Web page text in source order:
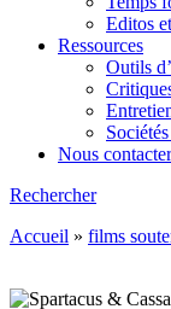
Editos
Ressources
Outils
Nous contacter
Rechercher
Accueil » films